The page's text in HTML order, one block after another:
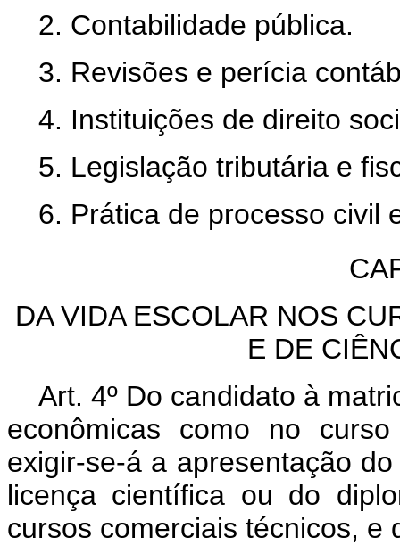
2. Contabilidade pública.
3. Revisões e perícia
4. Instituições de direito
5. Legislação tributária e
6. Prática de processo civil
DA VIDA ESCOLAR NOS
E DE
Art. 4º Do candidato à
econômicas como no
exigir-se-á a apresentação
licença científica ou do
cursos comerciais técnicos, e